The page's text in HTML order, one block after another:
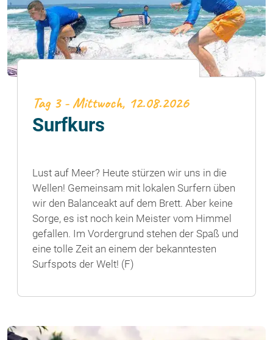
Tag 3 - Mittwoch, 12.08.2026
Surfkurs
Lust auf Meer? Heute stürzen wir uns in die
Wellen! Gemeinsam mit lokalen Surfern üben
wir den Balanceakt auf dem Brett. Aber keine
Sorge, es ist noch kein Meister vom Himmel
gefallen. Im Vordergrund stehen der Spaß und
eine tolle Zeit an einem der bekanntesten
Surfspots der Welt! (F)